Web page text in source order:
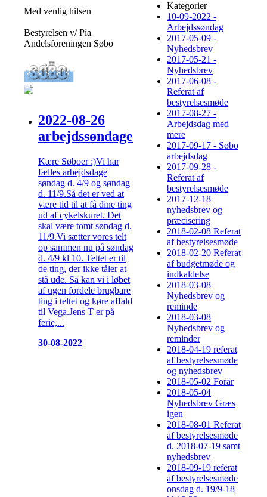
Med venlig hilsen
Bestyrelsen v/ Pia
Andelsforeningen Søbo
2022-08-26
arbejdssøndage
Kære Søboer :)Vi har
fælles arbejdsdage
søndag d. 4/9 og søndag
d. 11/9.Så det er ved at
være tid til at få dine ting
ud af cykelskuret. Det
skal være tomt søndag d.
11/9.Vi sætter vores telt
op sammen nu på søndag
d. 4/9 kl 10. Teltet er til
de ting, der ikke tåler at
stå ude. Så kan vi i løbet
af ugen fordele brugbare
ting i teltet og køre affald
til Vega.Jens T er på
ferie,...
30-08-2022
Kategorier
10-09-2022 -
Arbejdssøndag
2017-05-09 -
Nyhedsbrev
2017-05-21 -
Nyhedsbrev
2017-06-08 -
Referat af
bestyrelsesmøde
2017-08-27 -
Arbejdsdag med
mere
2017-09-17 - Søbo
arbejdsdag
2017-09-28 -
Referat af
bestyrelsesmøde
2017-12-18
nyhedsbrev og
præcisering
2018-02-08 Referat
af bestyrelsesmøde
2018-02-20 Referat
af budgetmøde og
indkaldelse
2018-03-08
Nyhedsbrev og
reminde
2018-03-08
Nyhedsbrev og
reminder
2018-04-19 referat
af bestyrelsesmøde
og nyhedsbrev
2018-05-02 Forår
2018-05-04
Nyhedsbrev Græs
igen
2018-08-01 Referat
af bestyrelsesmøde
d. 2018-07-19 samt
nyhedsbrev
2018-09-19 referat
af bestyrelsesmøde
onsdag d. 19/9-18